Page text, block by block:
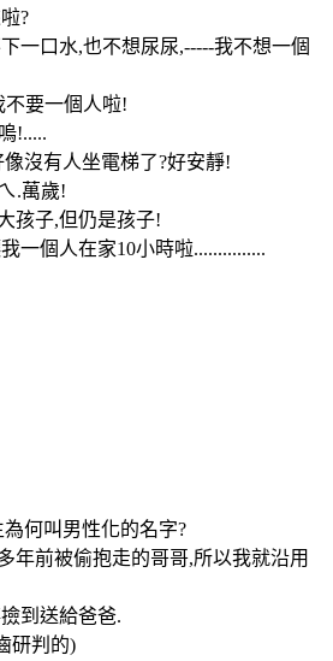
?
一口水,也不想尿尿,-----我不想一個
不要一個人啦!
!.....
沒有人坐電梯了?好安靜!
.萬歲!
孩子,但仍是孩子!
一個人在家10小時啦...............
何叫男性化的名字?
年前被偷抱走的哥哥,所以我就沿用
到送給爸爸.
研判的)